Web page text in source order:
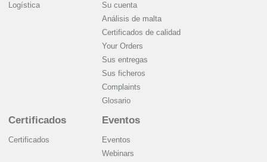
Logística
Su cuenta
Análisis de malta
Certificados de calidad
Your Orders
Sus entregas
Sus ficheros
Complaints
Glosario
Certificados
Certificados
Eventos
Eventos
Webinars